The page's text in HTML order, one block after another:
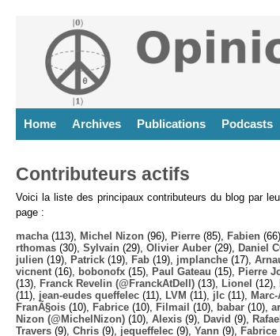
Home Archives Publications Podcasts
Contributeurs actifs
Voici la liste des principaux contributeurs du blog par
page :
macha (113), Michel Nizon (96), Pierre (85), Fabien
rthomas (30), Sylvain (29), Olivier Auber (29), Daniel
julien (19), Patrick (19), Fab (19), jmplanche (17),
vicnent (16), bobonofx (15), Paul Gateau (15), Pierre
(13),
Franck Revelin (@FranckAtDell) (13), Lionel (12),
(11), jean-eudes queffelec (11), LVM (11), jlc (11),
FranÃ§ois (10), Fabrice (10), Filmail (10), babar (10),
Nizon (@MichelNizon) (10), Alexis (9), David (9), Rafael
Travers (9), Chris (9), jequeffelec (9), Yann (9),